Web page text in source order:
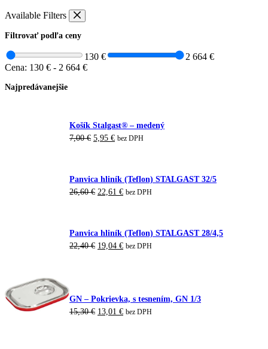
Available Filters
Filtrovať podľa ceny
130 €
2 664 €
Cena: 130 € - 2 664 €
Najpredávanejšie
Košík Stalgast® – medený
7,00€ Pôvodná
5,95 €Aktuálna
bez DPH
Panvica hliník (Teflon) STALGAST 32/5
26,60€ Pôvodná
22,61 €Aktuálna
bez DPH
Panvica hliník (Teflon) STALGAST 28/4,5
22,40€ Pôvodná
19,04 €Aktuálna
bez DPH
GN – Pokrievka, s tesnením, GN 1/3
15,30€ Pôvodná
13,01 €Aktuálna
bez DPH